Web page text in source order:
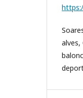
alves,